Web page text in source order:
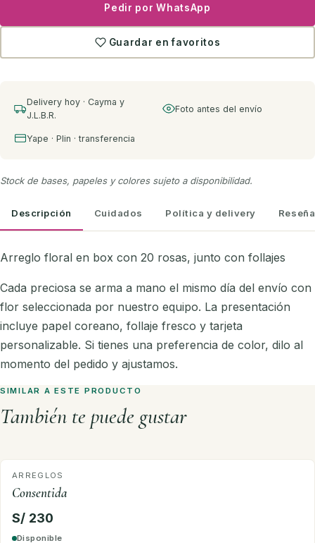
Pedir por WhatsApp
Guardar en favoritos
Delivery hoy · Cayma y
J.L.B.R.
Foto antes del envío
Yape · Plin · transferencia
Stock de bases, papeles y colores sujeto a disponibilidad.
Descripción Cuidados Política y delivery
Arreglo floral en box con 20 rosas, junto con follajes
Cada preciosa se arma a mano el mismo día del envío con
flor seleccionada por nuestro equipo. La presentación
incluye papel coreano, follaje fresco y tarjeta
personalizable. Si tienes una preferencia de color, dilo al
momento del pedido y ajustamos.
SIMILAR A ESTE PRODUCTO
También te puede gustar
ARREGLOS
Consentida
S/ 230
Disponible